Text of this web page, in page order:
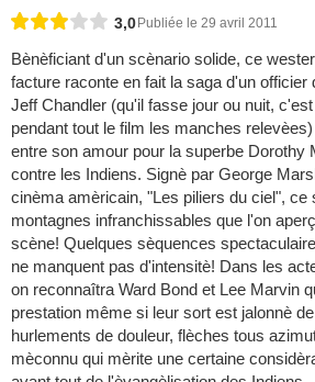
3,0 Publiée le 29 avril 2011
Bènèficiant d'un scènario solide, ce
facture raconte en fait la saga d'un officier
Jeff Chandler (qu'il fasse jour ou nuit,
pendant tout le film les manches
entre son amour pour la superbe Dorothy
contre les Indiens. Signè par George
cinèma amèricain, "Les piliers du ciel", ce
montagnes infranchissables que l'on
scène! Quelques sèquences
ne manquent pas d'intensitè! Dans les
on reconnaîtra Ward Bond et Lee Marvin
prestation même si leur sort est jalonnè
hurlements de douleur, flèches tous
mèconnu qui mèrite une certaine